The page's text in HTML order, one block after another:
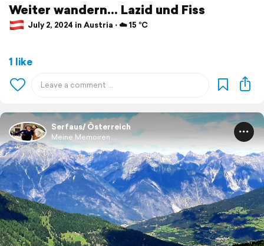
Weiter wandern... Lazid und Fiss
July 2, 2024 in Austria ⋅ ☁️ 15 °C
1 like
Serfaus/ Österreich
Meine Memoiren ...